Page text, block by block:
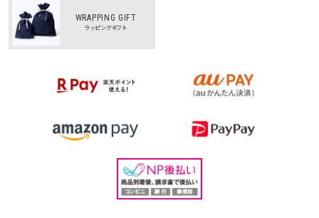
WRAPPING GIFT
ラッピングギフト